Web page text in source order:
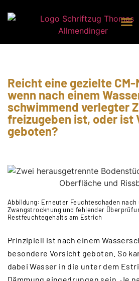
Reicht eine gezielte CM-
wenn nach einem
schwimmend verlegter
freizugeben ist, oder ist
geboten?
Prinzipiell ist nach einem
besondere Vorsicht geboten. So
dabei Wasser in die unter dem
Dämmung eingedrungen sein. Je
Abbildung: Erneuter Feuchteschaden
Zwangstrocknung und fehlender
Restfeuchtegehalts am Estrich